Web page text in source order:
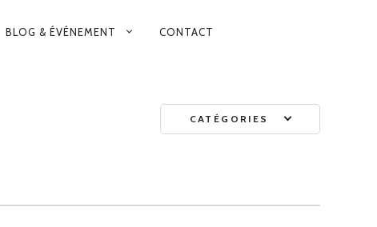
BLOG & ÉVÉNEMENT CONTACT
CATÉGORIES